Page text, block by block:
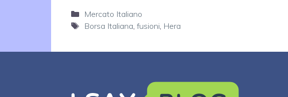
Categorie
Mercato Italiano
Tag
Borsa Italiana, fusioni, Hera